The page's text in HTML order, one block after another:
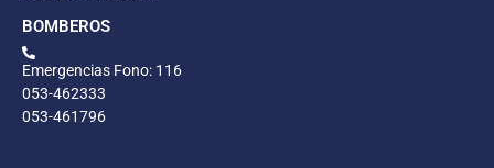
BOMBEROS
Emergencias Fono: 116
053-462333
053-461796